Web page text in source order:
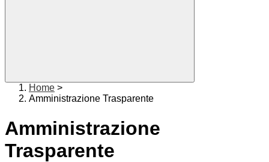
Home >
Amministrazione Trasparente
Amministrazione
Trasparente